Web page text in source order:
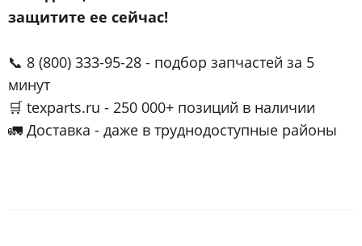
защитите ее сейчас!
📞 8 (800) 333-95-28 - подбор запчастей за 5
минут
🛒 texparts.ru - 250 000+ позиций в наличии
🚛 Доставка - даже в труднодоступные районы